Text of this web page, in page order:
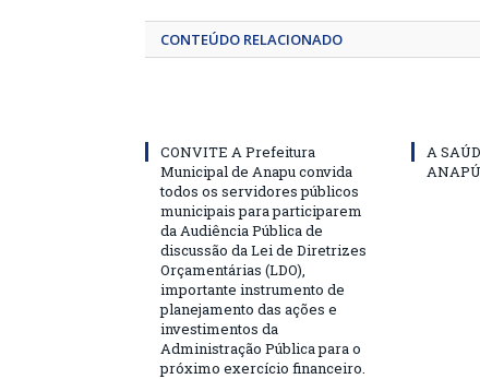
CONTEÚDO RELACIONADO
CONVITE A Prefeitura
Municipal de Anapu convida
todos os servidores públicos
municipais para participarem
da Audiência Pública de
discussão da Lei de Diretrizes
Orçamentárias (LDO),
importante instrumento de
planejamento das ações e
investimentos da
Administração Pública para o
próximo exercício financeiro.
A